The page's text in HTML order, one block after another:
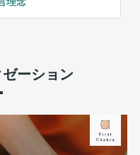
ーション